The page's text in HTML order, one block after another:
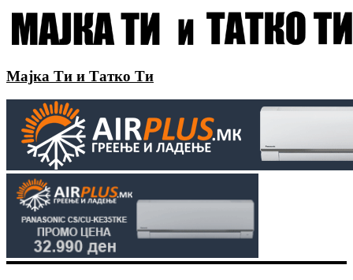
Мајка Ти и Татко Ти